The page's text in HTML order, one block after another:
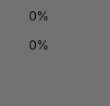
0%
0%